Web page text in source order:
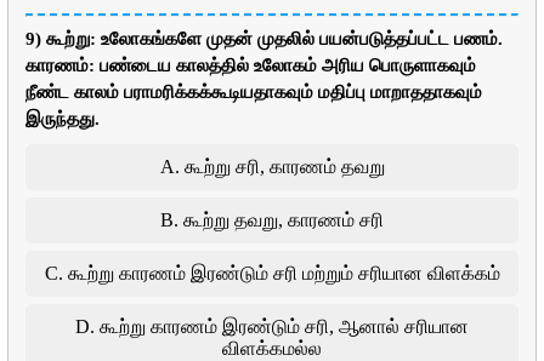
9) கூற்று: உலோகங்களே முதன் முதலில் பயன்படுத்தப்பட்ட பணம்.
காரணம்: பண்டைய காலத்தில் உலோகம் அரிய பொருளாகவும்
நீண்ட காலம் பராமரிக்கக்கூடியதாகவும் மதிப்பு மாறாததாகவும்
இருந்தது.
A. கூற்று சரி, காரணம் தவறு
B. கூற்று தவறு, காரணம் சரி
C. கூற்று காரணம் இரண்டும் சரி மற்றும் சரியான விளக்கம்
D. கூற்று காரணம் இரண்டும் சரி, ஆனால் சரியான
விளக்கமல்ல